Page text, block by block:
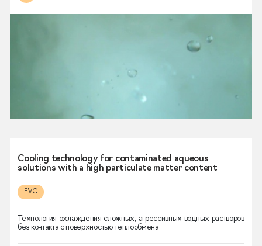
Cooling technology for contaminated aqueous
solutions with a high particulate matter content
FVC
Технология охлаждения сложных, агрессивных водных растворов
без контакта с поверхностью теплообмена